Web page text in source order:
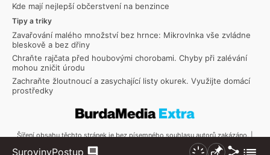
SurovinyPostup Sdílet
Kde mají nejlepší občerstvení na benzince
Tipy a triky
Zavařování malého množství bez hrnce: Mikrovlnka vše zvládne
bleskově a bez dřiny
Chraňte rajčata před houbovými chorobami. Chyby při zalévání
mohou zničit úrodu
Zachraňte žloutnoucí a zasychající listy okurek. Využijte domácí
prostředky
Šíření obsahu těchto stránek je bez písemného souhlasu autorů zakázáno. |